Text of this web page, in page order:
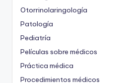
Otorrinolaringología
Patología
Pediatría
Películas sobre médicos
Práctica médica
Procedimientos médicos